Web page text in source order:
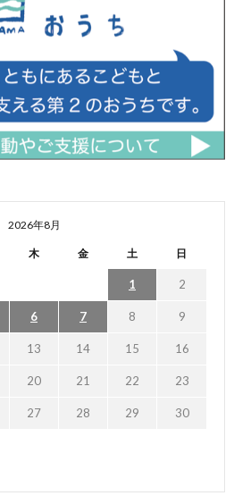
2026年8月
木 金 土 日
1 2
6 7 8 9
13 14 15 16
20 21 22 23
27 28 29 30